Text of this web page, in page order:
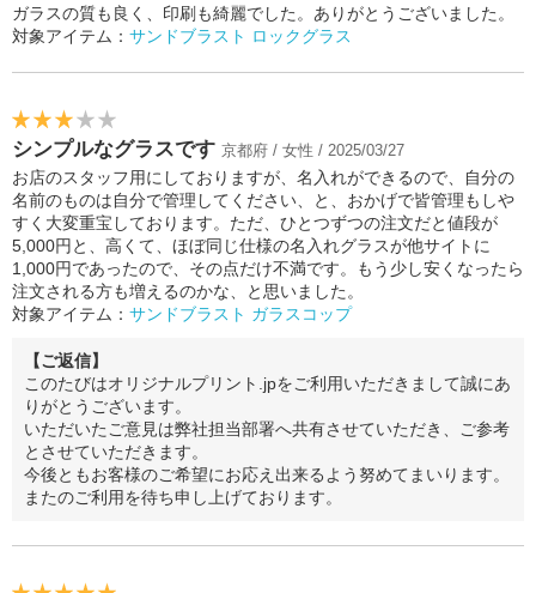
ガラスの質も良く、印刷も綺麗でした。ありがとうございました。
対象アイテム： サンドブラスト ロックグラス
シンプルなグラスです 京都府 / 女性 / 2025/03/27
お店のスタッフ用にしておりますが、名入れができるので、自分の
名前のものは自分で管理してください、と、おかげで皆管理もしや
すく大変重宝しております。ただ、ひとつずつの注文だと値段が
5,000円と、高くて、ほぼ同じ仕様の名入れグラスが他サイトに
1,000円であったので、その点だけ不満です。もう少し安くなったら
注文される方も増えるのかな、と思いました。
対象アイテム： サンドブラスト ガラスコップ
【ご返信】
このたびはオリジナルプリント.jpをご利用いただきまして誠にあ
りがとうございます。
いただいたご意見は弊社担当部署へ共有させていただき、ご参考
とさせていただきます。
今後ともお客様のご希望にお応え出来るよう努めてまいります。
またのご利用を待ち申し上げております。